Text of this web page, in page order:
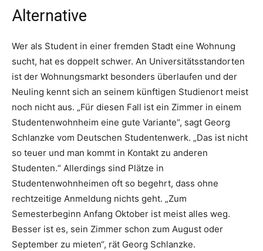
Alternative
Wer als Student in einer fremden Stadt eine Wohnung
sucht, hat es doppelt schwer. An Universitätsstandorten
ist der Wohnungsmarkt besonders überlaufen und der
Neuling kennt sich an seinem künftigen Studienort meist
noch nicht aus. „Für diesen Fall ist ein Zimmer in einem
Studentenwohnheim eine gute Variante“, sagt Georg
Schlanzke vom Deutschen Studentenwerk. „Das ist nicht
so teuer und man kommt in Kontakt zu anderen
Studenten.“ Allerdings sind Plätze in
Studentenwohnheimen oft so begehrt, dass ohne
rechtzeitige Anmeldung nichts geht. „Zum
Semesterbeginn Anfang Oktober ist meist alles weg.
Besser ist es, sein Zimmer schon zum August oder
September zu mieten“, rät Georg Schlanzke.